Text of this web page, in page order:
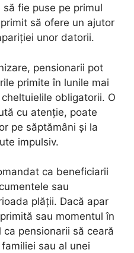
fie puse pe primul
să ofere un ajutor
unor datorii.
pensionarii pot
primite în lunile mai
obligatorii. O
cu atenție, poate
pe săptămâni și la
impulsiv.
ca beneficiarii
sau
plății. Dacă apar
sau momentul în
pensionarii să ceară
sau al unei